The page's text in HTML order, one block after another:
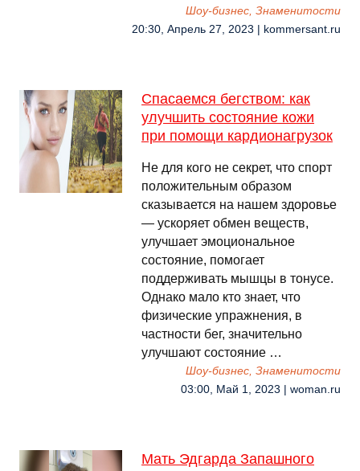
Шоу-бизнес, Знаменитости
20:30, Апрель 27, 2023 | kommersant.ru
Спасаемся бегством: как
улучшить состояние кожи
при помощи кардионагрузок
Не для кого не секрет, что спорт
положительным образом
сказывается на нашем здоровье
— ускоряет обмен веществ,
улучшает эмоциональное
состояние, помогает
поддерживать мышцы в тонусе.
Однако мало кто знает, что
физические упражнения, в
частности бег, значительно
улучшают состояние …
Шоу-бизнес, Знаменитости
03:00, Май 1, 2023 | woman.ru
Мать Эдгарда Запашного